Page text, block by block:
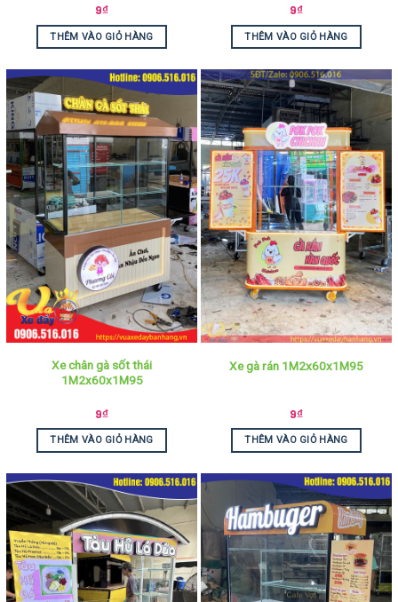
9₫
THÊM VÀO GIỎ HÀNG
9₫
THÊM VÀO GIỎ HÀNG
Xe chân gà sốt thái
1M2x60x1M95
9₫
THÊM VÀO GIỎ HÀNG
Xe gà rán 1M2x60x1M95
9₫
THÊM VÀO GIỎ HÀNG